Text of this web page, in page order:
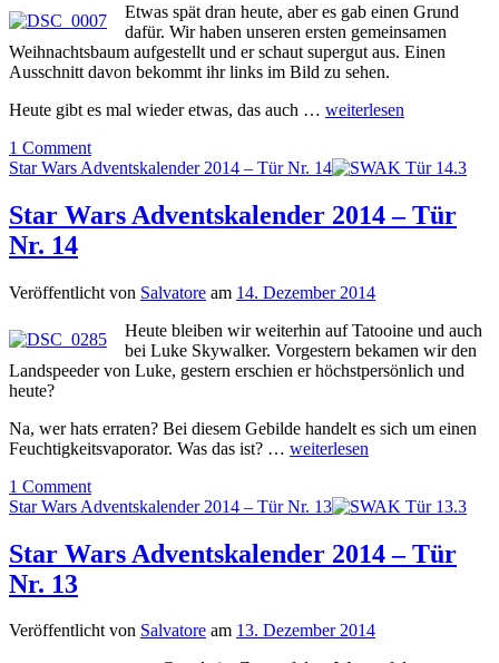
Etwas spät dran heute, aber es gab einen Grund
dafür. Wir haben unseren ersten gemeinsamen
Weihnachtsbaum aufgestellt und er schaut supergut aus. Einen
Ausschnitt davon bekommt ihr links im Bild zu sehen.
Heute gibt es mal wieder etwas, das auch … weiterlesen
1 Comment
Star Wars Adventskalender 2014 – Tür Nr. 14
Star Wars Adventskalender 2014 – Tür
Nr. 14
Veröffentlicht von Salvatore am 14. Dezember 2014
Heute bleiben wir weiterhin auf Tatooine und auch
bei Luke Skywalker. Vorgestern bekamen wir den
Landspeeder von Luke, gestern erschien er höchstpersönlich und
heute?
Na, wer hats erraten? Bei diesem Gebilde handelt es sich um einen
Feuchtigkeitsvaporator. Was das ist? … weiterlesen
1 Comment
Star Wars Adventskalender 2014 – Tür Nr. 13
Star Wars Adventskalender 2014 – Tür
Nr. 13
Veröffentlicht von Salvatore am 13. Dezember 2014